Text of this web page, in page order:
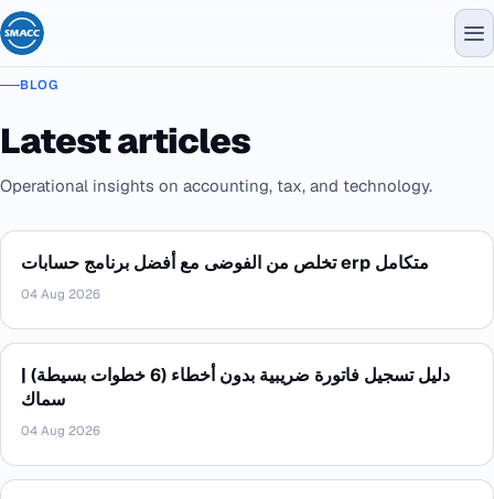
BLOG
Latest articles
Operational insights on accounting, tax, and technology.
تخلص من الفوضى مع أفضل برنامج حسابات erp متكامل
04 Aug 2026
دليل تسجيل فاتورة ضريبية بدون أخطاء (6 خطوات بسيطة) |
سماك
04 Aug 2026